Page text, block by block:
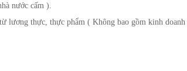
nước cấm ).
lương thực, thực phẩm ( Không bao gồm kinh doanh